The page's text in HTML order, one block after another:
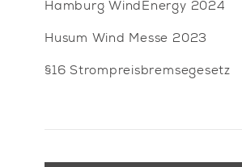
Hamburg WindEnergy 2024
Husum Wind Messe 2023
§16 Strompreisbremsegesetz